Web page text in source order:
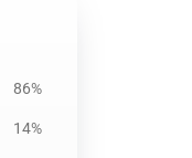
86%
14%